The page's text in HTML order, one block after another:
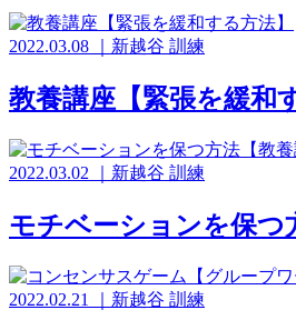
2022.03.08 新越谷 訓練
教養講座【緊張を緩和
2022.03.02 新越谷 訓練
モチベーションを保つ
2022.02.21 新越谷 訓練